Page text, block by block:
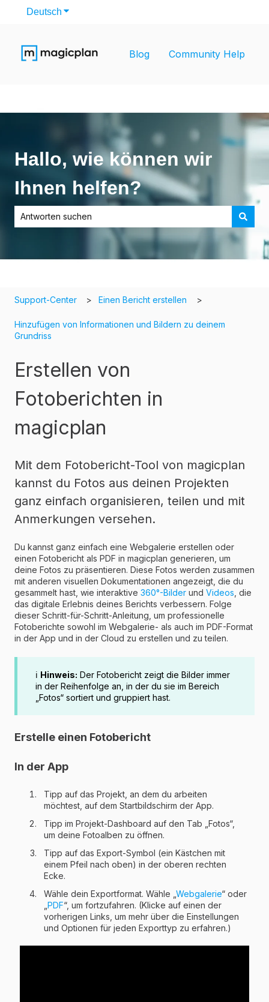
Deutsch Untermenü für Übersetzungen anzeigen
Blog Community Help
Hallo, wie können wir
Ihnen helfen?
Es gibt keine Vorschläge, da das Suchfeld leer ist.
Support-Center Einen Bericht erstellen
Hinzufügen von Informationen und Bildern zu deinem
Grundriss
Erstellen von
Fotoberichten in
magicplan
Mit dem Fotobericht-Tool von magicplan
kannst du Fotos aus deinen Projekten
ganz einfach organisieren, teilen und mit
Anmerkungen versehen.
Du kannst ganz einfach eine Webgalerie erstellen oder
einen Fotobericht als PDF in magicplan generieren, um
deine Fotos zu präsentieren. Diese Fotos werden zusammen
mit anderen visuellen Dokumentationen angezeigt, die du
gesammelt hast, wie interaktive 360°-Bilder und Videos , die
das digitale Erlebnis deines Berichts verbessern. Folge
dieser Schritt-für-Schritt-Anleitung, um professionelle
Fotoberichte sowohl im Webgalerie- als auch im PDF-Format
in der App und in der Cloud zu erstellen und zu teilen.
ℹ️ Hinweis: Der Fotobericht zeigt die Bilder immer
in der Reihenfolge an, in der du sie im Bereich
„Fotos“ sortiert und gruppiert hast.
Erstelle einen Fotobericht
In der App
Tipp auf das Projekt, an dem du arbeiten
möchtest, auf dem Startbildschirm der App.
Tipp im Projekt-Dashboard auf den Tab „Fotos“,
um deine Fotoalben zu öffnen.
Tipp auf das Export-Symbol (ein Kästchen mit
einem Pfeil nach oben) in der oberen rechten
Ecke.
Wähle dein Exportformat. Wähle „ Webgalerie“ oder
PDF“, um fortzufahren. (Klicke auf einen der
vorherigen Links, um mehr über die Einstellungen
und Optionen für jeden Exporttyp zu erfahren.)